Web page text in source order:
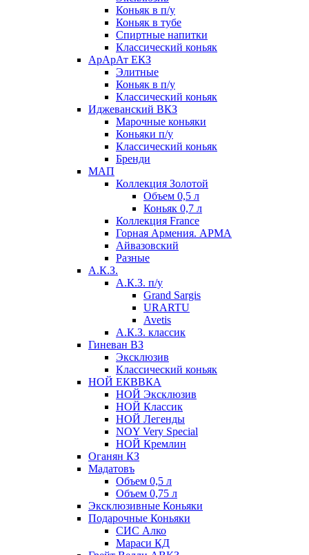
Коньяк в п/у
Коньяк в тубе
Спиртные напитки
Классический коньяк
АрАрАт ЕКЗ
Элитные
Коньяк в п/у
Классический коньяк
Иджеванский ВКЗ
Марочные коньяки
Коньяки п/у
Классический коньяк
Бренди
МАП
Коллекция Золотой
Объем 0,5 л
Коньяк 0,7 л
Коллекция France
Горная Армения. АРМА
Айвазовский
Разные
А.К.З.
А.К.З. п/у
Grand Sargis
URARTU
Avetis
А.К.З. классик
Гиневан ВЗ
Эксклюзив
Классический коньяк
НОЙ ЕКВВКА
НОЙ Эксклюзив
НОЙ Классик
НОЙ Легенды
NOY Very Speсial
НОЙ Кремлин
Оганян КЗ
Мадатовъ
Объем 0,5 л
Объем 0,75 л
Эксклюзивные Коньяки
Подарочные Коньяки
СИС Алко
Мараси КД